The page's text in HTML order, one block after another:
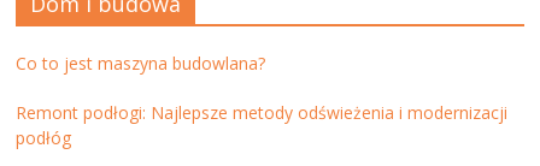
Co to jest maszyna budowlana?
Remont podłogi: Najlepsze metody odświeżenia i modernizacji
podłóg